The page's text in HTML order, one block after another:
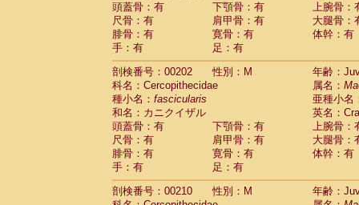
頭蓋骨：有
下顎骨：有
上腕骨：
尺骨：有
肩甲骨：有
大腿骨：
腓骨：有
寛骨：有
体幹：有
手：有
足：有
剖検番号：00202
性別：M
年齢：
科名：Cercopithecidae
属名：
種小名： fascicularis
亜種小名
和名：カニクイザル
英名：
頭蓋骨：有
下顎骨：有
上腕骨：
尺骨：有
肩甲骨：有
大腿骨：
腓骨：有
寛骨：有
体幹：有
手：有
足：有
剖検番号：00210
性別：M
年齢：